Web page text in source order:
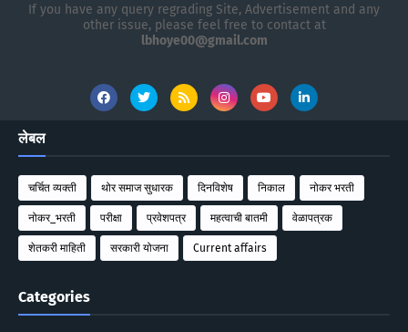
If you have any query regrading Site, Advertisement and any
other issue, please feel free to contact at
lbhoye00@gmail.com
लेबल
चर्चित व्यक्ती थोर समाज सुधारक दिनविशेष निकाल नोकर भरती
नोकर_भरती परीक्षा प्रवेशपत्र महत्वाची बातमी वेळापत्रक
शेतकरी माहिती सरकारी योजना Current affairs
Categories